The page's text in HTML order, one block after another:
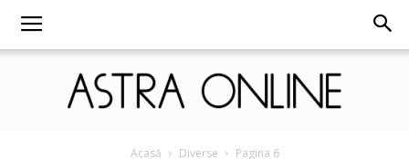
Astra
Acasă Diverse Pagina 6